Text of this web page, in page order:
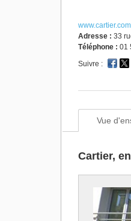
www.cartier.com
Adresse : 33
Téléphone : 01
Suivre :
Vue
Cartier,